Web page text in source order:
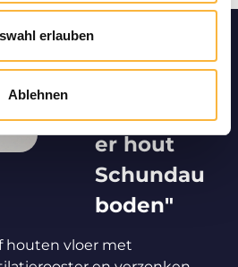
erlauben
Ablehnen
"Segeberg
er hout
Schundau
boden"
houten vloer met